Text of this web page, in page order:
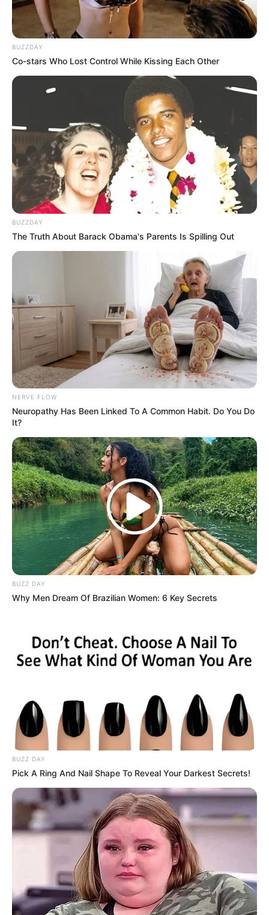
LIHAT ARTIKEL LAINNYA
Tastefully Yours Confidence Queen
Walking On Thin Ice Tempest
My Troublesome Star Aema
ULASAN
Alamat email Anda tidak akan dipublikasikan. Ruas yang wajib ditandai*
Cerita
BUZZDAY
Co-stars Who Lost Control While Kissing Each Other
BUZZDAY
The Truth About Barack Obama's Parents Is Spilling Out
NERVE FLOW
Neuropathy Has Been Linked To A Common Habit. Do You Do
It?
BUZZ DAY
Why Men Dream Of Brazilian Women: 6 Key Secrets
BUZZ DAY
Pick A Ring And Nail Shape To Reveal Your Darkest Secrets!